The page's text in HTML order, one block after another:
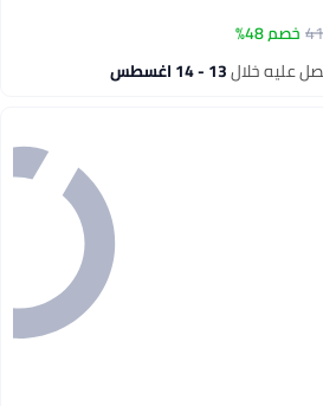
خصم 48%
عليه خلال13 - 14 اغسطس